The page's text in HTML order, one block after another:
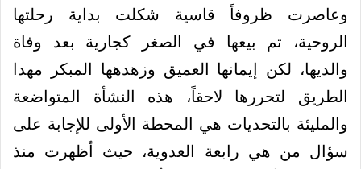
وعاصرت ظروفاً قاسية شكلت بداية رحلتها
الروحية، تم بيعها في الصغر كجارية بعد وفاة
والديها، لكن إيمانها العميق وزهدهها المبكر مهدا
الطريق لتحررها لاحقاً، هذه النشأة المتواضعة
والمليئة بالتحديات هي المحطة الأولى للإجابة على
سؤال من هي رابعة العدوية، حيث أظهرت منذ